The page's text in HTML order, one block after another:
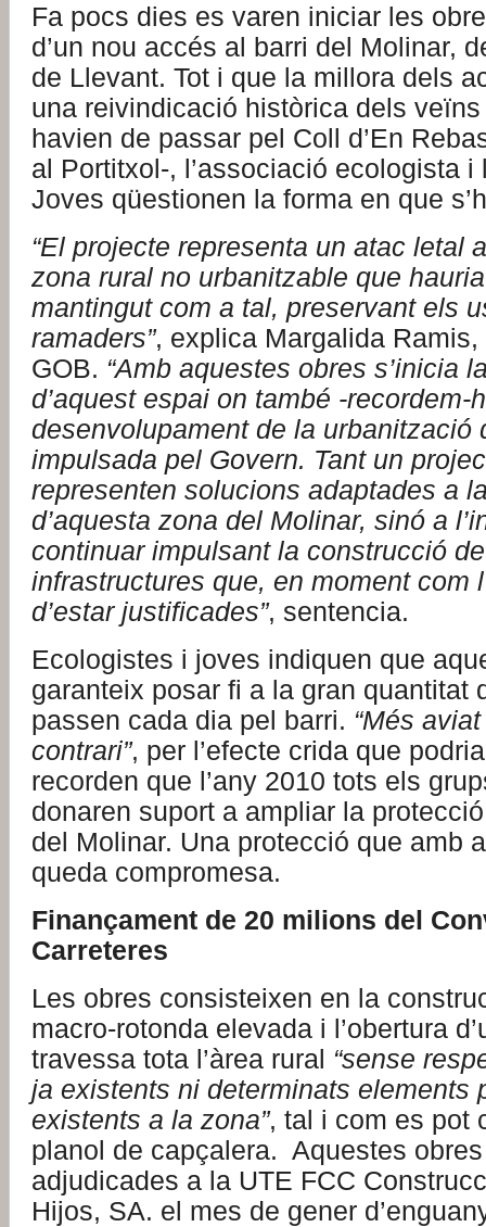
Fa pocs dies es varen iniciar les
d’un nou accés al barri del Molinar,
de Llevant. Tot i que la millora dels
una reivindicació històrica dels
havien de passar pel Coll d’En
al Portitxol-, l’associació ecologista i
Joves qüestionen la forma en que
“El projecte representa un atac letal
zona rural no urbanitzable que
mantingut com a tal, preservant els
ramaders”, explica Margalida
GOB. “Amb aquestes obres s’inicia
d’aquest espai on també -recordem-
desenvolupament de la urbanització
impulsada pel Govern. Tant un
representen solucions adaptades a
d’aquesta zona del Molinar, sinó a
continuar impulsant la construcció
infrastructures que, en moment com
d’estar justificades”, sentencia.
Ecologistes i joves indiquen que
garanteix posar fi a la gran quantitat
passen cada dia pel barri. “Més
contrari”, per l’efecte crida que
recorden que l’any 2010 tots els
donaren suport a ampliar la
del Molinar. Una protecció que amb
queda compromesa.
Finançament de 20 milions del
Carreteres
Les obres consisteixen en la
macro-rotonda elevada i l’obertura
travessa tota l’àrea rural “sense
ja existents ni determinats elements
existents a la zona”, tal i com es pot
planol de capçalera. Aquestes
adjudicades a la UTE FCC
Hijos, SA. el mes de gener